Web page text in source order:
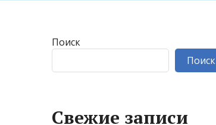
Поиск
Поиск
Свежие записи